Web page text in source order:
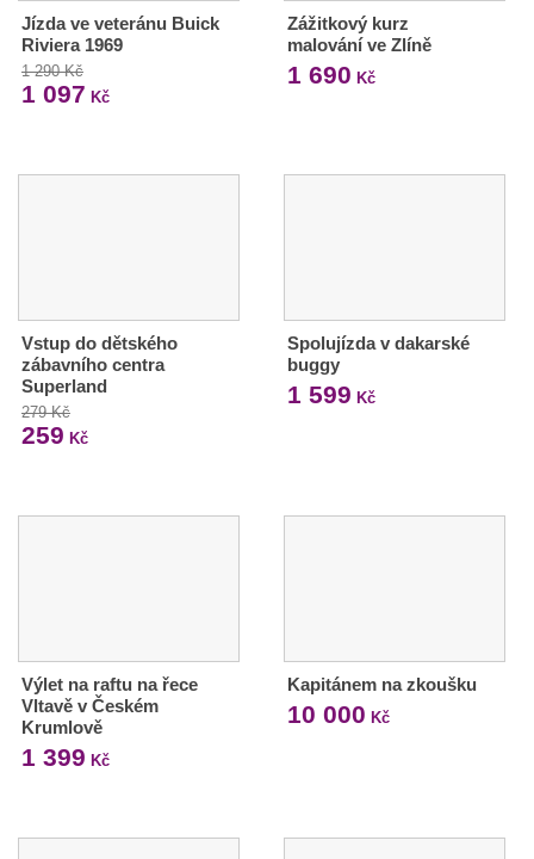
Jízda ve veteránu Buick
Riviera 1969
1 290 Kč
1 097 Kč
Zážitkový kurz
malování ve Zlíně
1 690 Kč
Vstup do dětského
zábavního centra
Superland
279 Kč
259 Kč
Spolujízda v dakarské
buggy
1 599 Kč
Výlet na raftu na řece
Vltavě v Českém
Krumlově
1 399 Kč
Kapitánem na zkoušku
10 000 Kč